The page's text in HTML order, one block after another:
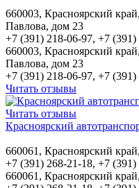
660003, Красноярский
Павлова, дом 23
+7 (391) 218-06-97, +7
660003, Красноярский
Павлова, дом 23
+7 (391) 218-06-97, +7
Читать отзывы
Читать отзывы
Красноярский
660061, Красноярский
+7 (391) 268-21-18, +7 (391)
660061, Красноярский